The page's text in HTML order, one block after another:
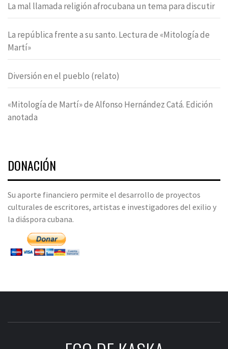
La mal llamada religión afrocubana un tema para discutir
La república frente a su santo. Lectura de «Mitología de
Martí»
Diversión en el pueblo (relato)
«Mitología de Martí» de Alfonso Hernández Catá. Edición
anotada
DONACIÓN
Su aporte financiero permite el desarrollo de proyectos
culturales de escritores, artistas e investigadores del exilio y
la diáspora cubana.